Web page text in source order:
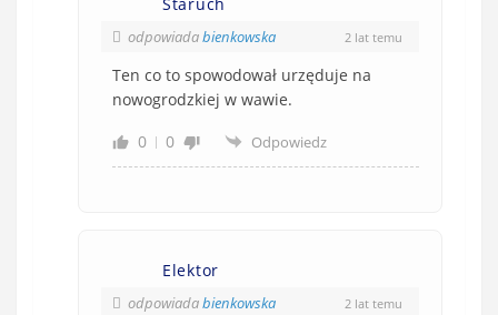
Staruch
odpowiadabienkowska 2 lat temu
Ten co to spowodował urzęduje na
nowogrodzkiej w wawie.
0
0 Odpowiedz
Elektor
odpowiadabienkowska 2 lat temu